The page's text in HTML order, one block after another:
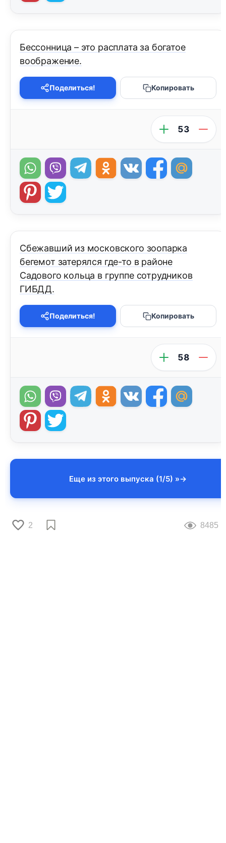
Бессонница – это расплата за богатое
воображение.
Поделиться! Копировать
53
Сбежавший из московского зоопарка
бегемот затерялся где-то в районе
Садового кольца в группе сотрудников
ГИБДД.
Поделиться! Копировать
58
Еще из этого выпуска (1/5) »
2 8485